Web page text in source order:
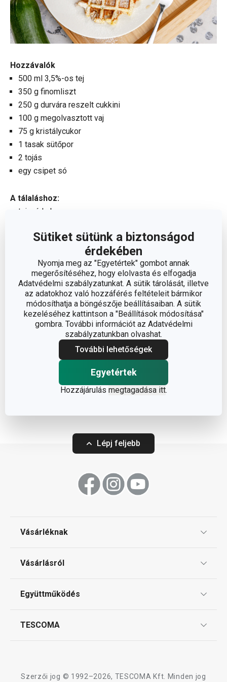
Sütiket sütünk a biztonságod
érdekében
Nyomja meg az "Egyetértek" gombot annak
megerősítéséhez, hogy elolvasta és elfogadja
Adatvédelmi szabályzatunkat. A sütik tárolását, illetve
az adatokhoz való hozzáférés feltételeit bármikor
módosíthatja a böngészője beállításaiban. A sütik
kezeléséhez kattintson a "Beállítások módosítása"
gombra. További információt az Adatvédelmi
szabályzatunkban olvashat.
További lehetőségek
Egyetértek
Hozzájárulás megtagadása itt.
Hozzávalók
500 ml 3,5%-os tej
350 g finomliszt
250 g durvára reszelt cukkini
100 g megolvasztott vaj
75 g kristálycukor
1 tasak sütőpor
2 tojás
egy csipet só
A tálaláshoz:
tejszínhab
porcukor
Keverd össze a lisztet, a cukrot, a sütőport és a sót. A
száraz hozzávalókhoz öntsd hozzá a vajat és a tejet is.
Add hozzá a tojásokat is, és dolgozd simára a tésztát.
Reszeld le a cukkinit, konyharuhában csavard ki, hogy
eltávolítsd belőle a vizet, majd keverd hozzá a tésztához.
Egy szendvicssütőben süss a keverékből aranybarna
Tálald a gofrikat tejszínhabbal és dióval, szórd meg őket
Lépj feljebb
Vásárléknak
Gyakori kérdések
Vásárlásról
Reklamáció és termékvisszaküldés
Együttműködés
TESCOMA
Szerzői jog © 1992–2026, TESCOMA Kft. Minden jog